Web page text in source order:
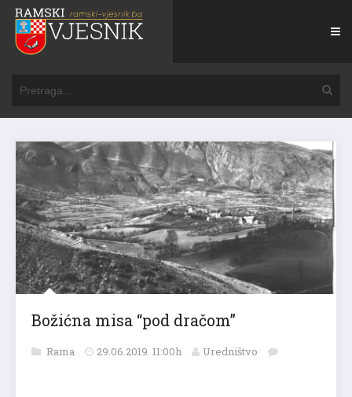
Božićna misa “pod dračom”
Rama 29.06.2019. 11:00h Uredništvo